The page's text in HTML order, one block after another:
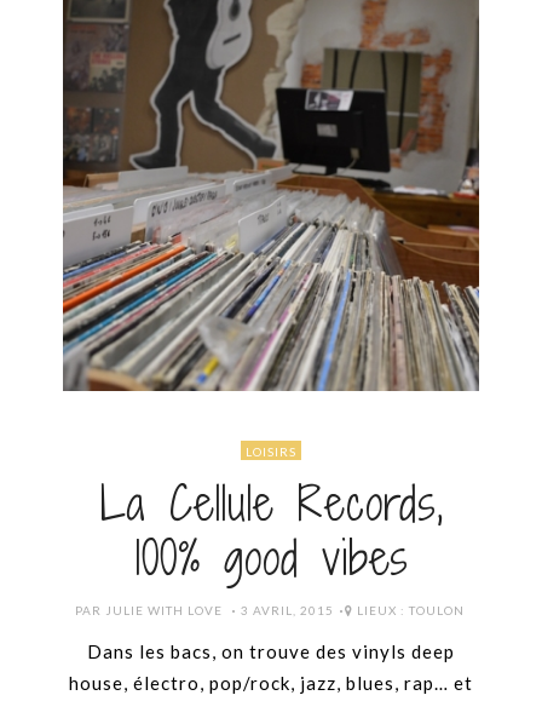
LOISIRS
La Cellule Records,
100% good vibes
PAR JULIE WITH LOVE
POSTED
3 AVRIL, 2015 LIEUX : TOULON
Dans les bacs, on trouve des vinyls deep
house, électro, pop/rock, jazz, blues, rap… et